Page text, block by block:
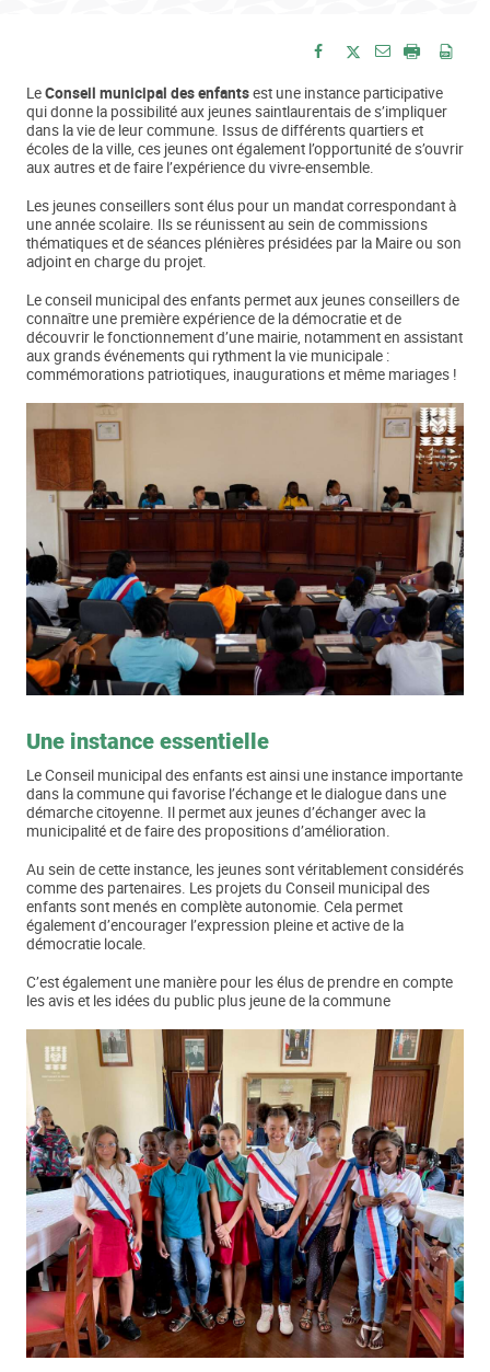
Partager sur Facebook
Partager sur
Envoyer par
Imprimer
LeConseil municipal des enfantsest une instance participative
qui donne la possibilité aux jeunes saintlaurentais de s’impliquer
dans la vie de leur commune. Issus de différents quartiers et
écoles de la ville, ces jeunes ont également l’opportunité de s’ouvrir
aux autres et de faire l’expérience du vivre-ensemble.
Les jeunes conseillers sont élus pour un mandat correspondant à
une année scolaire. Ils se réunissent au sein de commissions
thématiques et de séances plénières présidées par la Maire ou son
adjoint en charge du projet.
Le conseil municipal des enfants permet aux jeunes conseillers de
connaître une première expérience de la démocratie et de
découvrir le fonctionnement d’une mairie, notamment en assistant
aux grands événements qui rythment la vie municipale :
commémorations patriotiques, inaugurations et même mariages !
Une instance essentielle
Le Conseil municipal des enfants est ainsi une instance importante
dans la commune qui favorise l’échange et le dialogue dans une
démarche citoyenne. Il permet aux jeunes d’échanger avec la
municipalité et de faire des propositions d’amélioration.
Au sein de cette instance, les jeunes sont véritablement considérés
comme des partenaires. Les projets du Conseil municipal des
enfants sont menés en complète autonomie. Cela permet
également d’encourager l’expression pleine et active de la
démocratie locale.
C’est également une manière pour les élus de prendre en compte
les avis et les idées du public plus jeune de la commune